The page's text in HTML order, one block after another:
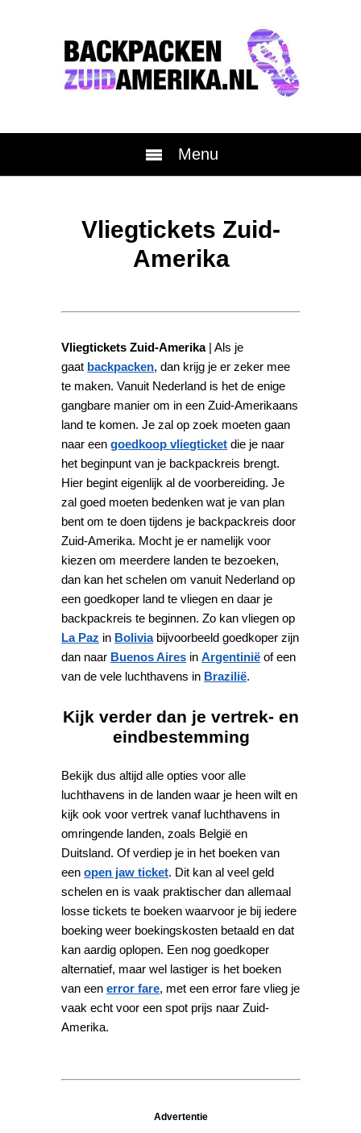
Menu
Vliegtickets Zuid-
Amerika
Vliegtickets Zuid-Amerika | Als je
gaat backpacken, dan krijg je er zeker mee
te maken. Vanuit Nederland is het de enige
gangbare manier om in een Zuid-Amerikaans
land te komen. Je zal op zoek moeten gaan
naar eengoedkoop vliegticket die je naar
het beginpunt van je backpackreis brengt.
Hier begint eigenlijk al de voorbereiding. Je
zal goed moeten bedenken wat je van plan
bent om te doen tijdens je backpackreis door
Zuid-Amerika. Mocht je er namelijk voor
kiezen om meerdere landen te bezoeken,
dan kan het schelen om vanuit Nederland op
een goedkoper land te vliegen en daar je
backpackreis te beginnen. Zo kan vliegen op
La Paz in Boliviabijvoorbeeld goedkoper zijn
dan naar Buenos Aires inArgentinië of een
van de vele luchthavens in Brazilië.
Kijk verder dan je vertrek- en
eindbestemming
Bekijk dus altijd alle opties voor alle
luchthavens in de landen waar je heen wilt en
kijk ook voor vertrek vanaf luchthavens in
omringende landen, zoals België en
Duitsland. Of verdiep je in het boeken van
eenopen jaw ticket. Dit kan al veel geld
schelen en is vaak praktischer dan allemaal
losse tickets te boeken waarvoor je bij iedere
boeking weer boekingskosten betaald en dat
kan aardig oplopen. Een nog goedkoper
alternatief, maar wel lastiger is het boeken
van eenerror fare, met een error fare vlieg je
vaak echt voor een spot prijs naar Zuid-
Amerika.
Advertentie